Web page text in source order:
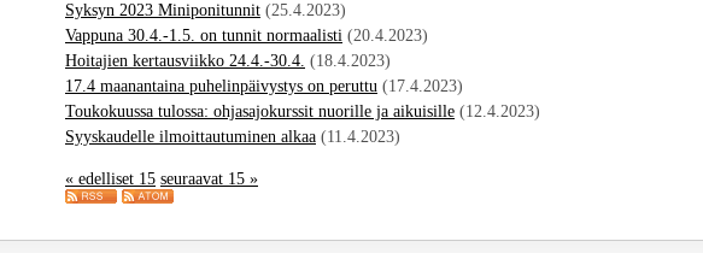
Syksyn 2023 Miniponitunnit (25.4.2023)
Vappuna 30.4.-1.5. on tunnit normaalisti (20.4.2023)
Hoitajien kertausviikko 24.4.-30.4. (18.4.2023)
17.4 maanantaina puhelinpäivystys on peruttu (17.4.2023)
Toukokuussa tulossa: ohjasajokurssit nuorille ja aikuisille (12.4.2023)
Syyskaudelle ilmoittautuminen alkaa (11.4.2023)
« edelliset 15 seuraavat 15 »